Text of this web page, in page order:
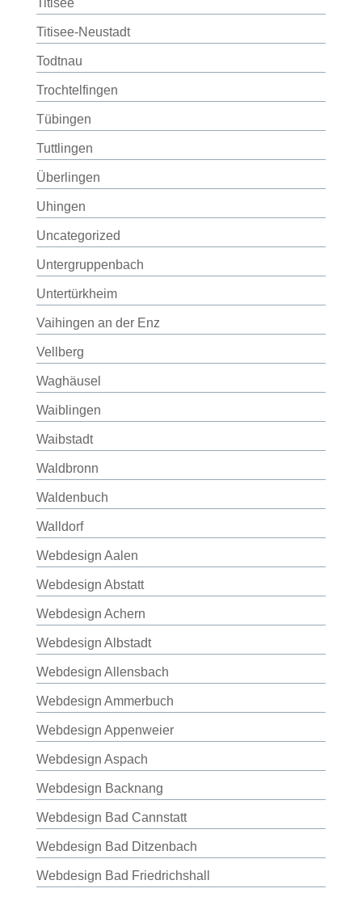
Titisee
Titisee-Neustadt
Todtnau
Trochtelfingen
Tübingen
Tuttlingen
Überlingen
Uhingen
Uncategorized
Untergruppenbach
Untertürkheim
Vaihingen an der Enz
Vellberg
Waghäusel
Waiblingen
Waibstadt
Waldbronn
Waldenbuch
Walldorf
Webdesign Aalen
Webdesign Abstatt
Webdesign Achern
Webdesign Albstadt
Webdesign Allensbach
Webdesign Ammerbuch
Webdesign Appenweier
Webdesign Aspach
Webdesign Backnang
Webdesign Bad Cannstatt
Webdesign Bad Ditzenbach
Webdesign Bad Friedrichshall